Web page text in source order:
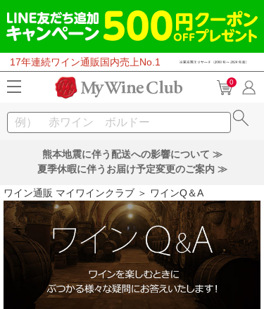
17年連続ワイン通販国内売上No.1
0
熊本地震に伴う配送への影響について ≫
夏季休暇に伴うお届け予定変更のご案内 ≫
ワイン通販 マイワインクラブ ＞ ワインQ＆A